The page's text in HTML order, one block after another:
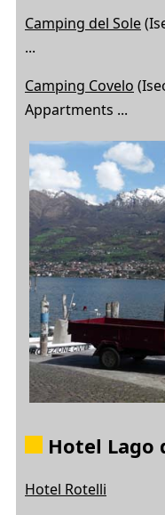
Camping del Sole
...
Camping Covelo
Appartments ...
Hotel Lago
Hotel Rotelli